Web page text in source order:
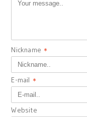
Nickname *
E-mail *
Website